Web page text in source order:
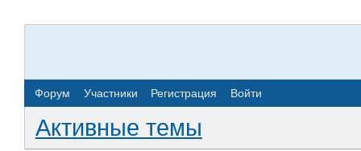
Форум Участники Регистрация Войти
Активные темы